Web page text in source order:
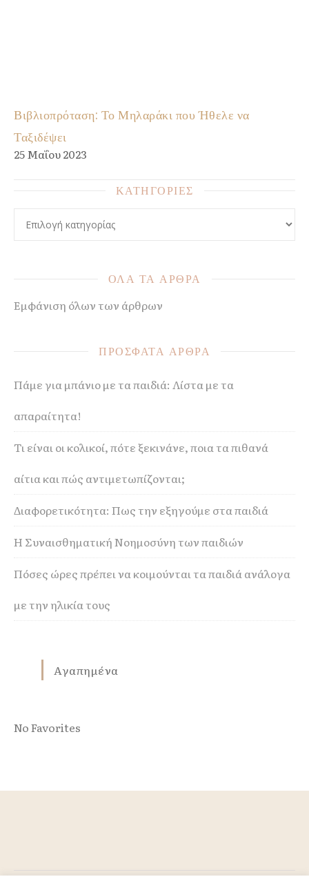
Βιβλιοπρόταση: Το Μηλαράκι που Ήθελε να
Ταξιδέψει
25 Μαΐου 2023
ΚΑΤΗΓΟΡΙΕΣ
ΟΛΑ ΤΑ ΑΡΘΡΑ
Εμφάνιση όλων των άρθρων
ΠΡΟΣΦΑΤΑ ΑΡΘΡΑ
Πάμε για μπάνιο με τα παιδιά: Λίστα με τα
απαραίτητα!
Τι είναι οι κολικοί, πότε ξεκινάνε, ποια τα πιθανά
αίτια και πώς αντιμετωπίζονται;
Διαφορετικότητα: Πως την εξηγούμε στα παιδιά
Η Συναισθηματική Νοημοσύνη των παιδιών
Πόσες ώρες πρέπει να κοιμούνται τα παιδιά ανάλογα
με την ηλικία τους
Αγαπημένα
No Favorites